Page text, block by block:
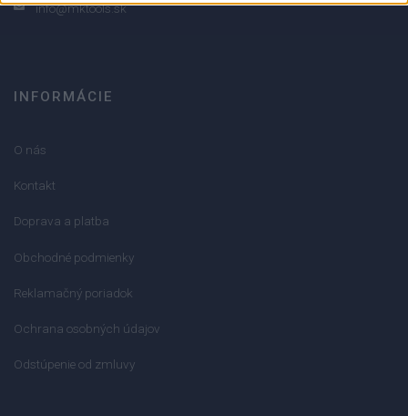
info@mktools.sk
INFORMÁCIE
O nás
Kontakt
Doprava a platba
Obchodné podmienky
Reklamačný poriadok
Ochrana osobných údajov
Odstúpenie od zmluvy